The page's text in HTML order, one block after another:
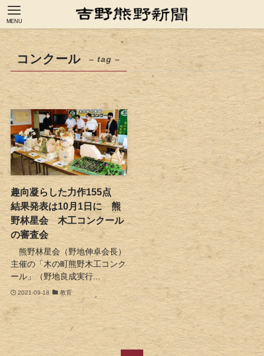
MENU
コンクール – tag –
趣向凝らした力作155点
結果発表は10月1日に 熊
野林星会 木工コンクール
の審査会
熊野林星会（野地伸卓会長）
主催の「木の町熊野木工コンク
ール」（野地良成実行...
2021-09-18 教育